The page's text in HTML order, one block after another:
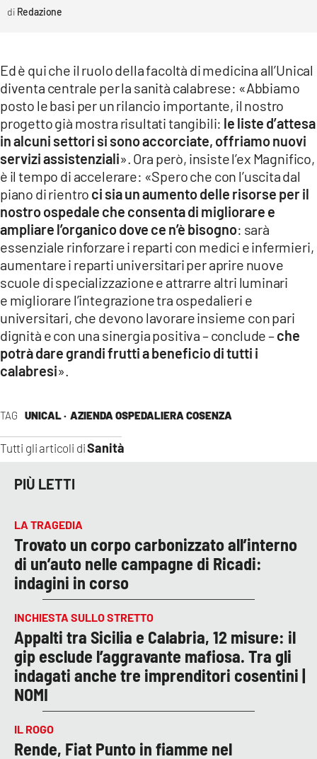
TAG UNICAL · AZIENDA OSPEDALIERA COSENZA
Tutti gli articoli diSanità
Redazione
Ed è qui che il ruolo della facoltà di medicina all’Unical
diventa centrale per la sanità calabrese: «Abbiamo
posto le basi per un rilancio importante, il nostro
progetto già mostra risultati tangibili: le liste d’attesa
in alcuni settori si sono accorciate, offriamo nuovi
servizi assistenziali». Ora però, insiste l’ex Magnifico,
è il tempo di accelerare: «Spero che con l’uscita dal
piano di rientro ci sia un aumento delle risorse per il
nostro ospedale che consenta di migliorare e
ampliare l’organico dove ce n’è bisogno: sarà
essenziale rinforzare i reparti con medici e infermieri,
aumentare i reparti universitari per aprire nuove
scuole di specializzazione e attrarre altri luminari
e migliorare l’integrazione tra ospedalieri e
universitari, che devono lavorare insieme con pari
dignità e con una sinergia positiva – conclude –che
potrà dare grandi frutti a beneficio di tutti i
calabresi».
PIÙ LETTI
LA TRAGEDIA
Trovato un corpo carbonizzato all’interno
di un’auto nelle campagne di Ricadi:
indagini in corso
INCHIESTA SULLO STRETTO
Appalti tra Sicilia e Calabria, 12 misure: il
gip esclude l’aggravante mafiosa. Tra gli
indagati anche tre imprenditori cosentini |
NOMI
IL ROGO
Rende, Fiat Punto in fiamme nel